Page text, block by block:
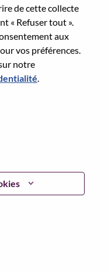
de cette collecte
« Refuser tout ».
aux
vos préférences.
notre
.